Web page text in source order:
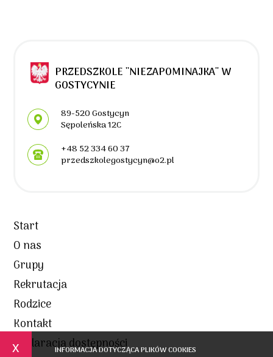
x INFORMACJA DOTYCZĄCA PLIKÓW COOKIES
PRZEDSZKOLE ''NIEZAPOMINAJKA'' W
GOSTYCYNIE
Adres pocztowy:
89-520 Gostycyn
Sępoleńska 12C
+48 52 334 60 37
przedszkolegostycyn@o2.pl
Start
O nas
Grupy
Rekrutacja
Rodzice
Kontakt
Deklaracja dostępności